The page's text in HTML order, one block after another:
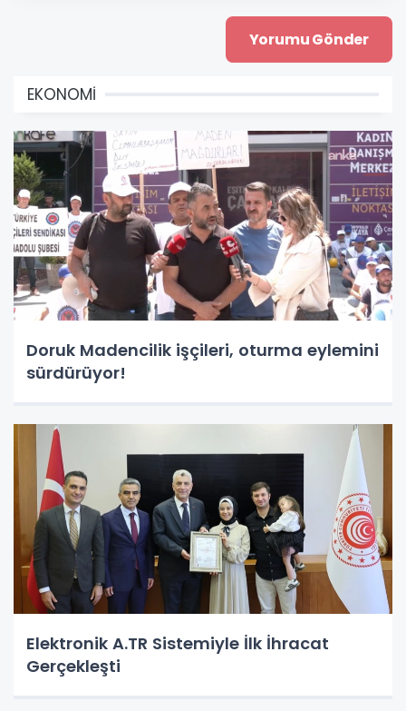
EKONOMİ
Doruk Madencilik işçileri, oturma eylemini
sürdürüyor!
Elektronik A.TR Sistemiyle İlk İhracat
Gerçekleşti